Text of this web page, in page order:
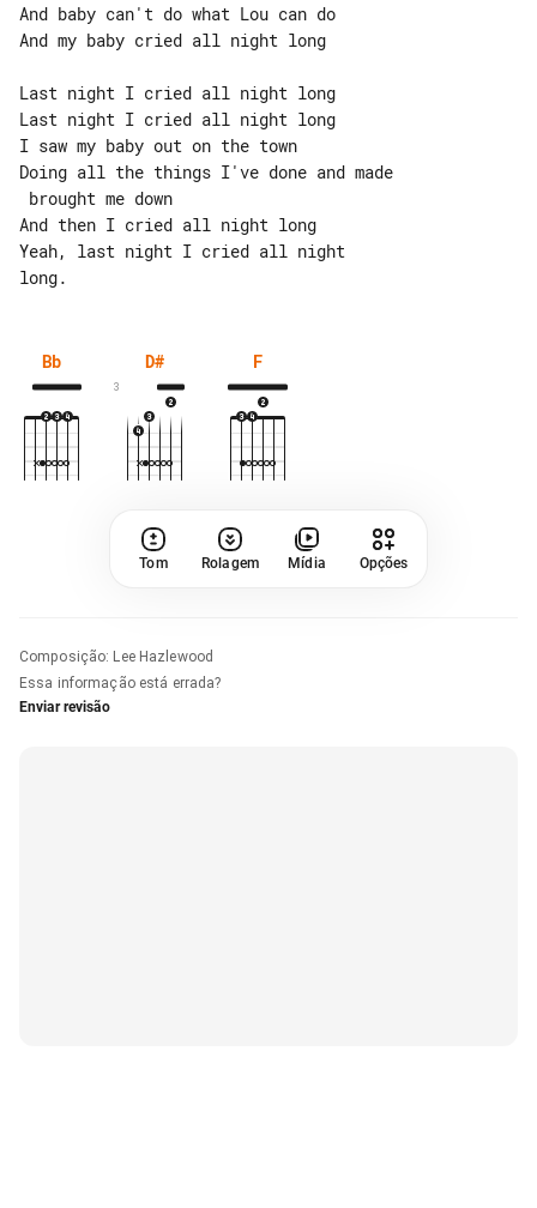
And baby can't do what Lou can do
And my baby cried all night long
Last night I cried all night long
Last night I cried all night long
I saw my baby out on the town
Doing all the things I've done and made
And then I cried all night long
Yeah, last night I cried all night
Bb D#
3
F
Tom Rolagem Mídia Opções
Composição: Lee Hazlewood
Essa informação está errada?
Enviar revisão